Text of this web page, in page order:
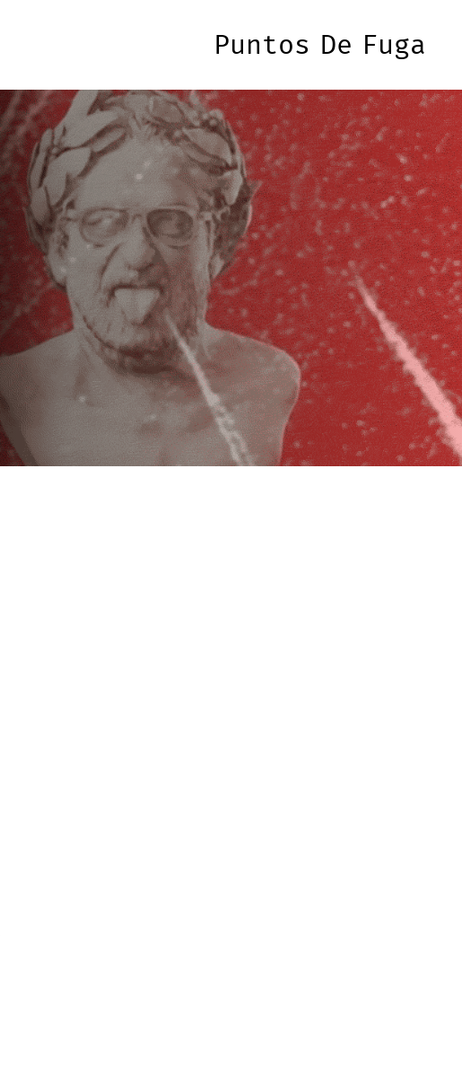
Puntos De Fuga